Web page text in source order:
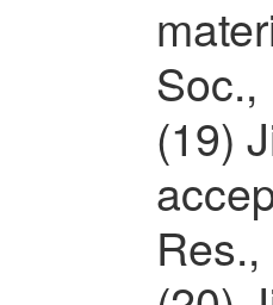
(19)